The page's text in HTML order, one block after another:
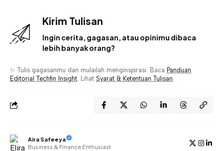
Kirim Tulisan
Ingin cerita, gagasan, atau opinimu dibaca
lebih banyak orang?
✨ Tulis gagasanmu dan mulailah menginspirasi. Baca Panduan
Editorial Techfin Insight . Lihat Syarat & Ketentuan Tulisan
Aira Safeeya
Business & Finance Enthusiast